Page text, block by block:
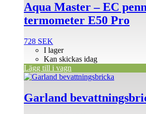
Aqua Master – EC
termometer E50 Pro
728 SEK
I lager
Kan skickas idag
Lägg till i vagn
Garland
Den
produkten
har